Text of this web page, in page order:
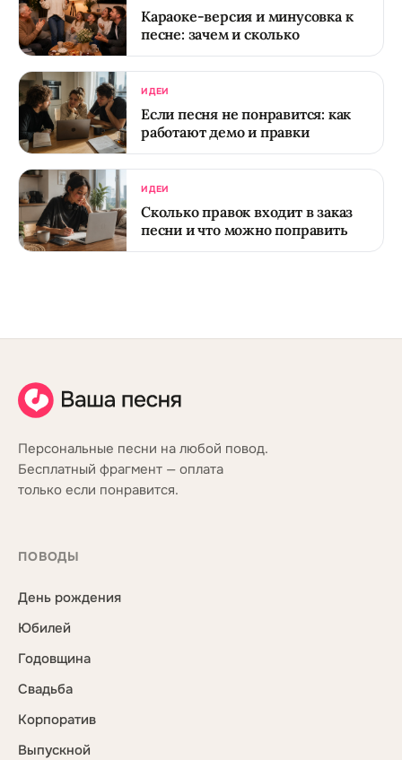
Караоке-версия и минусовка к
песне: зачем и сколько
ИДЕИ
Если песня не понравится: как
работают демо и правки
ИДЕИ
Сколько правок входит в заказ
песни и что можно поправить
Персональные песни на любой повод.
Бесплатный фрагмент — оплата
только если понравится.
ПОВОДЫ
День рождения
Юбилей
Годовщина
Свадьба
Корпоратив
Выпускной